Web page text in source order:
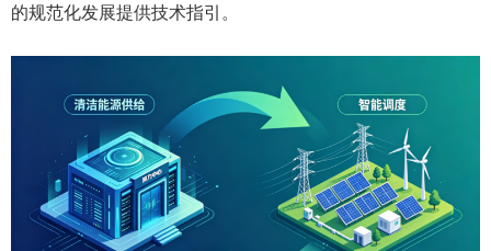
的规范化发展提供技术指引。